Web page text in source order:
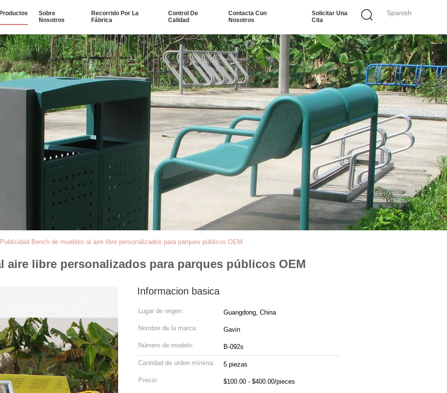
Spanish
Productos
Sobre
Nosotros
Recorrido Por La
Fábrica
Control De
Calidad
Contacta Con
Nosotros
Solicitar Una
Cita
Publicidad Bench de muebles al aire libre personalizados para parques públicos OEM
aire libre personalizados para parques públicos OEM
Informacion basica
Lugar de origen: Guangdong, China
Nombre de la marca: Gavin
Número de modelo: B-092s
Cantidad de orden mínima: 5 piezas
Precio: $100.00 - $400.00/pieces